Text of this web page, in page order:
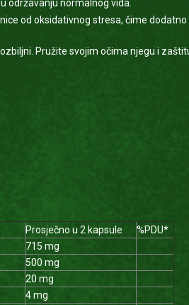
održavanju normalnog vida.
od oksidativnog stresa, čime dodatno
Pružite svojim očima njegu i
Prosječno u 2 kapsule
%PDU*
715 mg
500 mg
20 mg
4 mg